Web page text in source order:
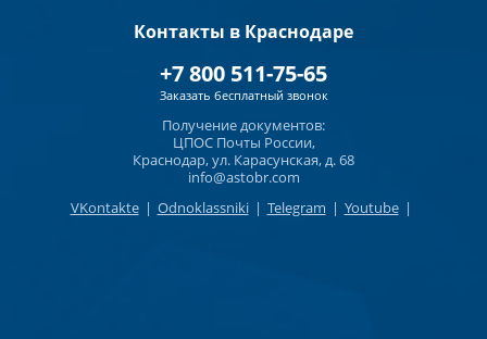
Контакты в Краснодаре
+7 800 511-75-65
Заказать бесплатный звонок
Получение документов:
ЦПОС Почты России,
Краснодар, ул. Карасунская, д. 68
info@astobr.com
VKontakte | Odnoklassniki | Telegram | Youtube |